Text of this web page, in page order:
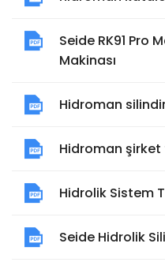
Seide RK91 Pro
Makinası
Hidroman
Hidroman şirket
Hidrolik Sistem
Seide Hidrolik